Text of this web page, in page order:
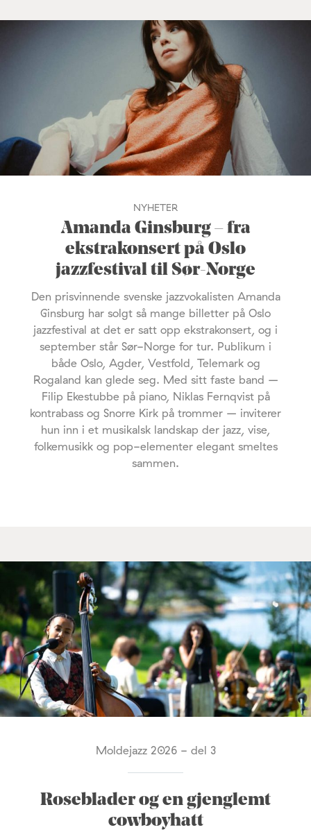
NYHETER
Amanda Ginsburg – fra
ekstrakonsert på Oslo
jazzfestival til Sør-Norge
Den prisvinnende svenske jazzvokalisten Amanda
Ginsburg har solgt så mange billetter på Oslo
jazzfestival at det er satt opp ekstrakonsert, og i
september står Sør-Norge for tur. Publikum i
både Oslo, Agder, Vestfold, Telemark og
Rogaland kan glede seg. Med sitt faste band –
Filip Ekestubbe på piano, Niklas Fernqvist på
kontrabass og Snorre Kirk på trommer – inviterer
hun inn i et musikalsk landskap der jazz, vise,
folkemusikk og pop-elementer elegant smeltes
sammen.
Moldejazz 2026 - del 3
Roseblader og en gjenglemt
cowboyhatt